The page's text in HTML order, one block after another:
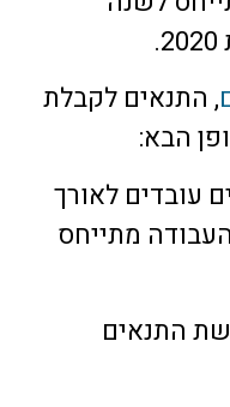
, התנאים לקבלת
הבא:
עובדים לאורך
העבודה מתייחס
התנאים